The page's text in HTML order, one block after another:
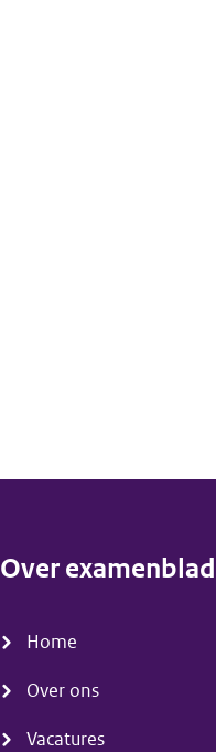
Over examenblad
Home
Over ons
Vacatures